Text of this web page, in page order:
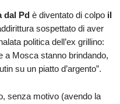
dal Pd è diventato di colpo il
sospettato di aver
politica dell’ex grillino:
a Mosca stanno brindando,
su un piatto d’argento”.
senza motivo (avendo la